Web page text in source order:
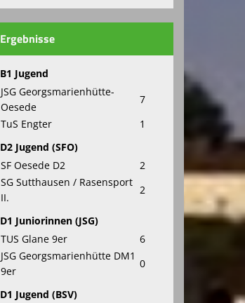
Ergebnisse
B1 Jugend
JSG Georgsmarienhütte-
Oesede
7
TuS Engter
1
D2 Jugend (SFO)
SF Oesede D2
2
SG Sutthausen / Rasensport
II.
2
D1 Juniorinnen (JSG)
TUS Glane 9er
6
JSG Georgsmarienhütte DM1
9er
0
D1 Jugend (BSV)